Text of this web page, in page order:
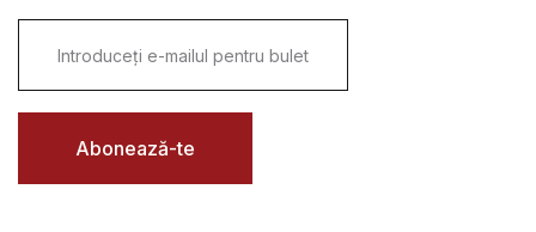
i
l
Abonează-te